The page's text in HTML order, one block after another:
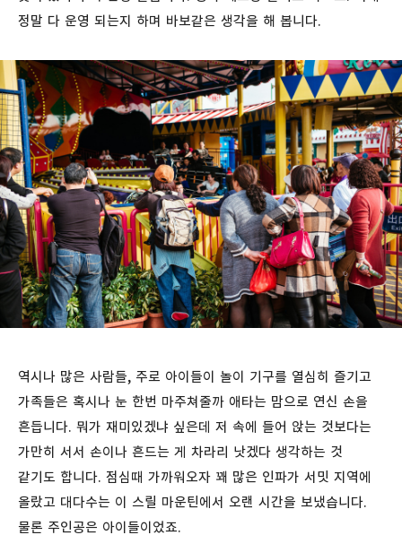
정말 다 운영 되는지 하며 바보같은 생각을 해 봅니다.
역시나 많은 사람들, 주로 아이들이 놀이 기구를 열심히 즐기고
가족들은 혹시나 눈 한번 마주쳐줄까 애타는 맘으로 연신 손을
흔듭니다. 뭐가 재미있겠냐 싶은데 저 속에 들어 앉는 것보다는
가만히 서서 손이나 흔드는 게 차라리 낫겠다 생각하는 것
같기도 합니다. 점심때 가까워오자 꽤 많은 인파가 서밋 지역에
올랐고 대다수는 이 스릴 마운틴에서 오랜 시간을 보냈습니다.
물론 주인공은 아이들이었죠.